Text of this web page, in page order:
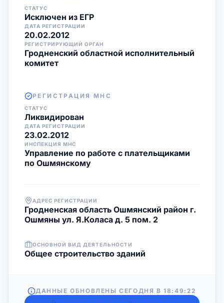
СТАТУС
Исключен из ЕГР
ДАТА РЕГИСТРАЦИИ
20.02.2012
РЕГИСТРИРУЮЩИЙ ОРГАН
Гродненский областной исполнительный
комитет
РЕГИСТРАЦИЯ МНС
СТАТУС
Ликвидирован
ДАТА РЕГИСТРАЦИИ
23.02.2012
ИНСПЕКЦИЯ МНС
Управление по работе с плательщиками
по Ошмянскому
АДРЕС РЕГИСТРАЦИИ
Гродненская область Ошмянский район г.
Ошмяны ул. Я.Коласа д. 5 пом. 2
ОСНОВНОЙ ВИД ДЕЯТЕЛЬНОСТИ
Общее строительство зданий
ДАННЫЕ ОБНОВЛЕНЫ СЕГОДНЯ В18:49:22